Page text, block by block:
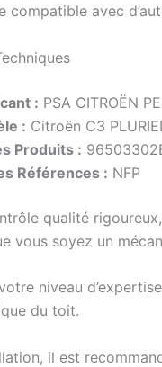
compatible avec
: PSA CITROËN
: Citroën C3
Produits :
Références : NFP
qualité
vous soyez un
niveau
du toit.
il est